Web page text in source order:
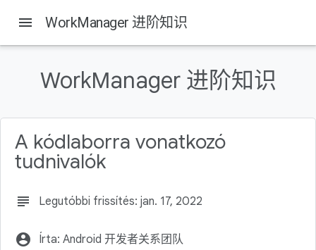
简介
构建内容
如果因某一问题而卡住
准备工作
menu WorkManager 进阶知识
WorkManager 进阶知识
A kódlaborra vonatkozó
tudnivalók
subject Legutóbbi frissítés: jan. 17, 2022
account_circle Írta: Android 开发者关系团队